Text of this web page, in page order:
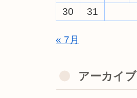
30
31
« 7月
アーカイブ